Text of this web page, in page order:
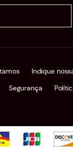
Indique
Segurança